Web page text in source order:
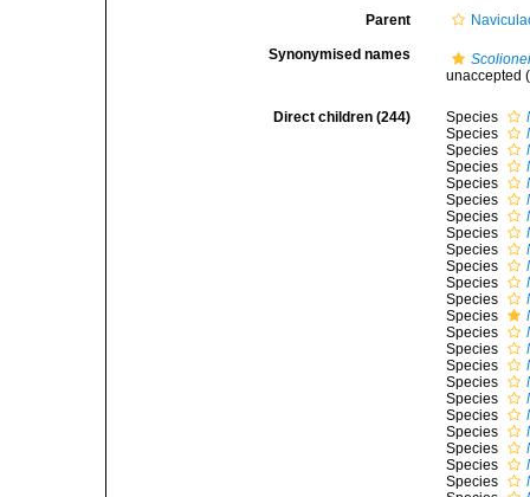
Parent
Synonymised names
unaccepted
Direct children (244) Species
Species
Species
Species
Species
Species
Species
Species
Species
Species
Species
Species
Species
Species
Species
Species
Species
Species
Species
Species
Species
Species
Species